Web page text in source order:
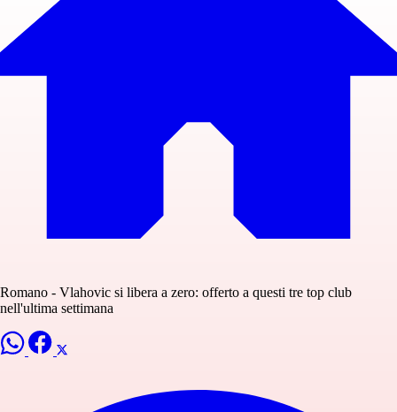
Romano - Vlahovic si libera a zero: offerto a questi tre top club
nell'ultima settimana